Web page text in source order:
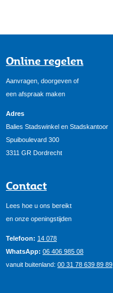
Online regelen
Aanvragen, doorgeven of
een afspraak maken
Adres
Balies Stadswinkel en Stadskantoor
Spuiboulevard 300
3311 GR Dordrecht
Contact
Lees hoe u ons bereikt
en onze openingstijden
Telefoon: 14 078
WhatsApp: 06 406 985 08
vanuit buitenland: 00 31 78 639 89 89